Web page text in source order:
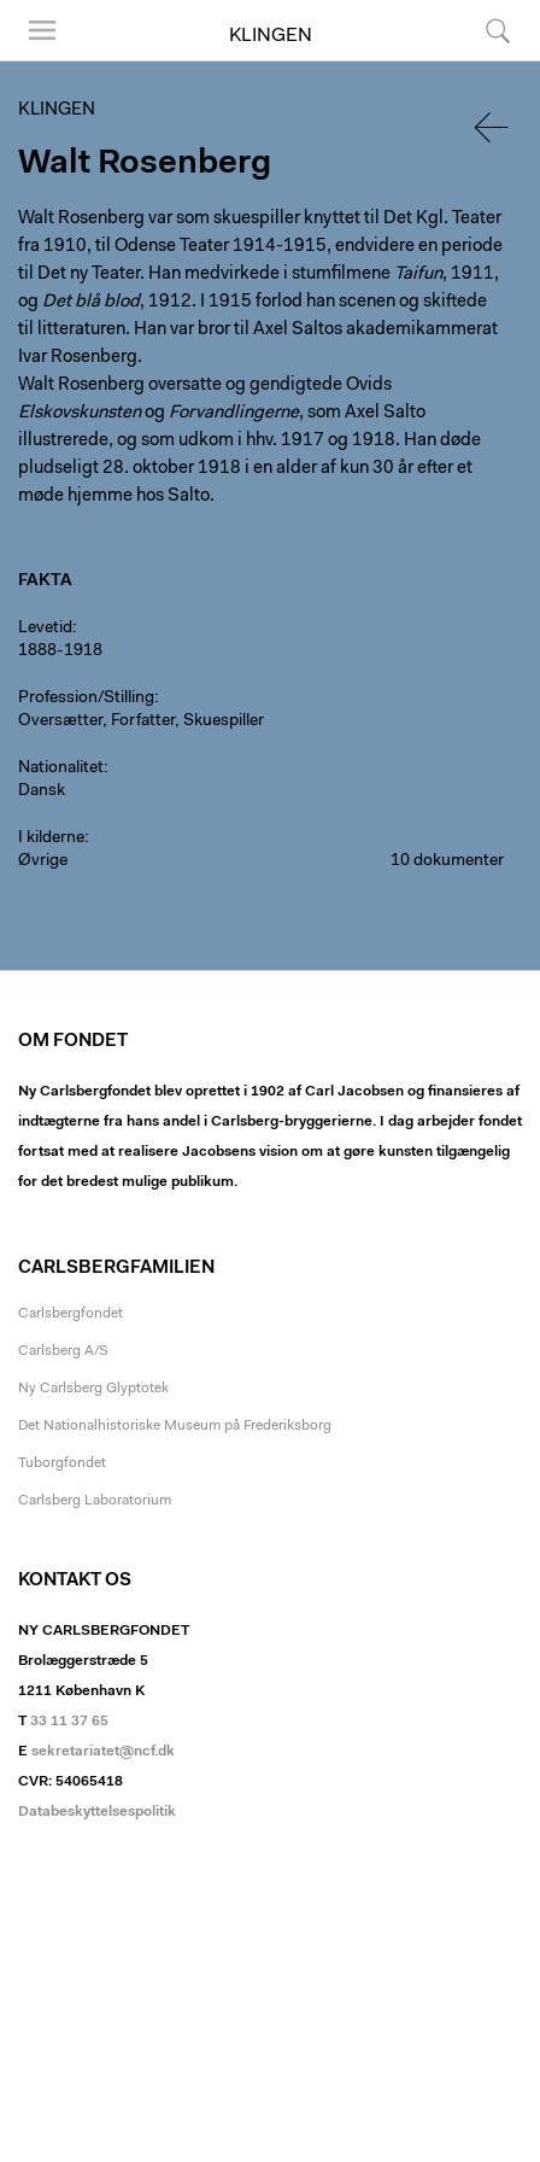
KLINGEN
KLINGEN
Walt Rosenberg
Walt Rosenberg var som skuespiller knyttet til Det Kgl. Teater
fra 1910, til Odense Teater 1914-1915, endvidere en periode
til Det ny Teater. Han medvirkede i stumfilmene Taifun, 1911,
og Det blå blod, 1912. I 1915 forlod han scenen og skiftede
til litteraturen. Han var bror til Axel Saltos akademikammerat
Ivar Rosenberg.
Walt Rosenberg oversatte og gendigtede Ovids
Elskovskunstenog Forvandlingerne, som Axel Salto
illustrerede, og som udkom i hhv. 1917 og 1918. Han døde
pludseligt 28. oktober 1918 i en alder af kun 30 år efter et
møde hjemme hos Salto.
FAKTA
Levetid
1888-1918
Profession/Stilling
Oversætter, Forfatter, Skuespiller
Nationalitet
Dansk
I kilderne
Øvrige
10 dokumenter
OM FONDET
Ny Carlsbergfondet blev oprettet i 1902 af Carl Jacobsen og finansieres af
indtægterne fra hans andel i Carlsberg-bryggerierne. I dag arbejder fondet
fortsat med at realisere Jacobsens vision om at gøre kunsten tilgængelig
for det bredest mulige publikum.
CARLSBERGFAMILIEN
Carlsbergfondet
Carlsberg A/S
Ny Carlsberg Glyptotek
Det Nationalhistoriske Museum på Frederiksborg
Tuborgfondet
Carlsberg Laboratorium
KONTAKT OS
NY CARLSBERGFONDET
Brolæggerstræde 5
1211 København K
T33 11 37 65
E sekretariatet@ncf.dk
CVR: 54065418
Databeskyttelsespolitik